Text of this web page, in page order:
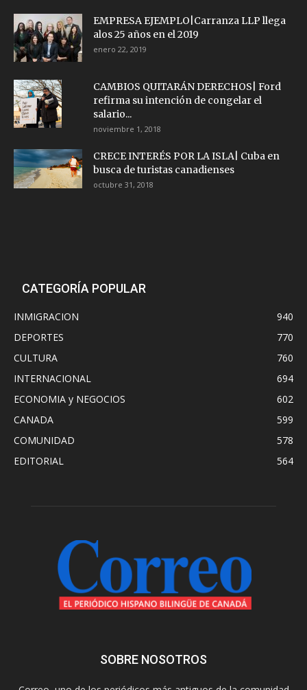
EMPRESA EJEMPLO|Carranza LLP llega
alos 25 años en el 2019
enero 22, 2019
CAMBIOS QUITARÁN DERECHOS| Ford
refirma su intención de congelar el
salario...
noviembre 1, 2018
CRECE INTERÉS POR LA ISLA| Cuba en
busca de turistas canadienses
octubre 31, 2018
CATEGORÍA POPULAR
INMIGRACION
940
DEPORTES
770
CULTURA
760
INTERNACIONAL
694
ECONOMIA y NEGOCIOS
602
CANADA
599
COMUNIDAD
578
EDITORIAL
564
SOBRE NOSOTROS